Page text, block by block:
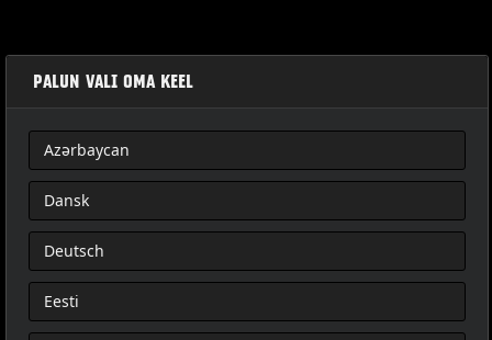
ASIENTO TRASERO DEL PASAJERO PARA EL MODELO XL
PALUN VALI OMA KEEL
Azərbaycan
Dansk
Deutsch
Eesti